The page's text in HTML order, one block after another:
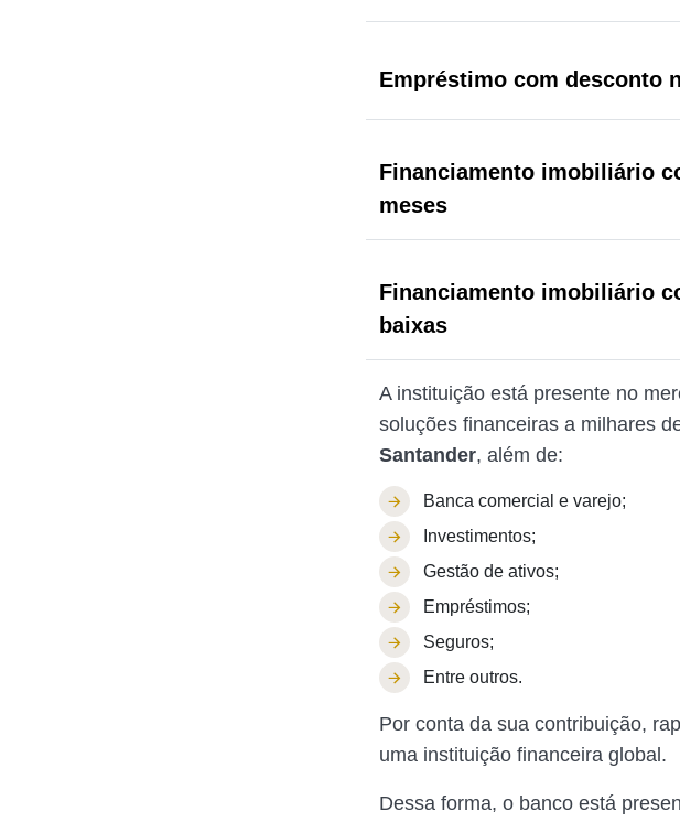
Empréstimo com desconto
Financiamento imobiliário
meses
Financiamento imobiliário
baixas
A instituição está presente no
soluções financeiras a milhares
Santander, além de:
Banca comercial e varejo;
Investimentos;
Gestão de ativos;
Empréstimos;
Seguros;
Entre outros.
Por conta da sua contribuição,
uma instituição financeira global.
Dessa forma, o banco está